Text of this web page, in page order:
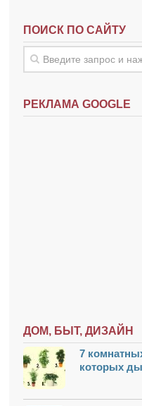
ПОИСК ПО САЙТУ
РЕКЛАМА GOOGLE
ДОМ, БЫТ, ДИЗАЙН
7
которых